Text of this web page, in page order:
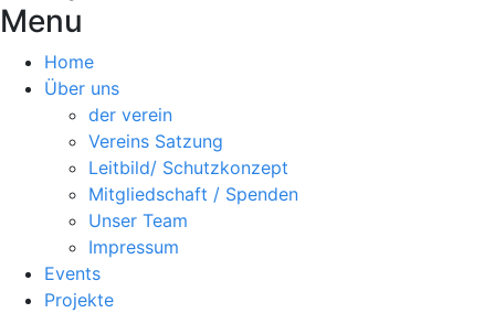
Menu
Home
Über uns
der verein
Vereins Satzung
Leitbild/ Schutzkonzept
Mitgliedschaft / Spenden
Unser Team
Impressum
Events
Projekte